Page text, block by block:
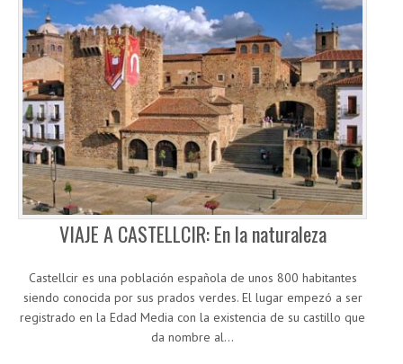
VIAJE A CASTELLCIR: En la naturaleza
Castellcir es una población española de unos 800 habitantes
siendo conocida por sus prados verdes. El lugar empezó a ser
registrado en la Edad Media con la existencia de su castillo que
da nombre al…